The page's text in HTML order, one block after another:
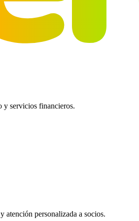
y servicios financieros.
atención personalizada a socios.